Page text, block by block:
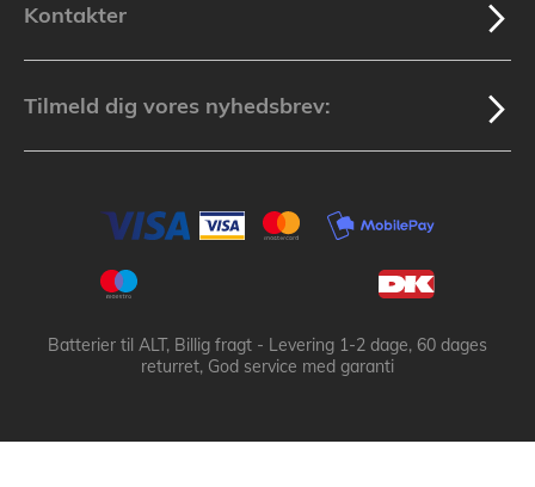
Kontakter
Tilmeld dig vores nyhedsbrev:
Batterier til ALT, Billig fragt - Levering 1-2 dage, 60 dages
returret, God service med garanti